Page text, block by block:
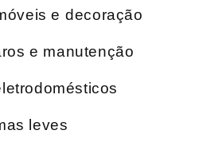
e⁢ decoração
‍e manutenção
leves